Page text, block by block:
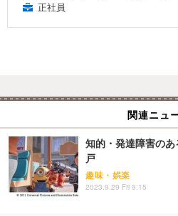
正社員
関連ニュ
知的・発達障害の
戸
趣味・娯楽
2023.9.29 Fri 9:15